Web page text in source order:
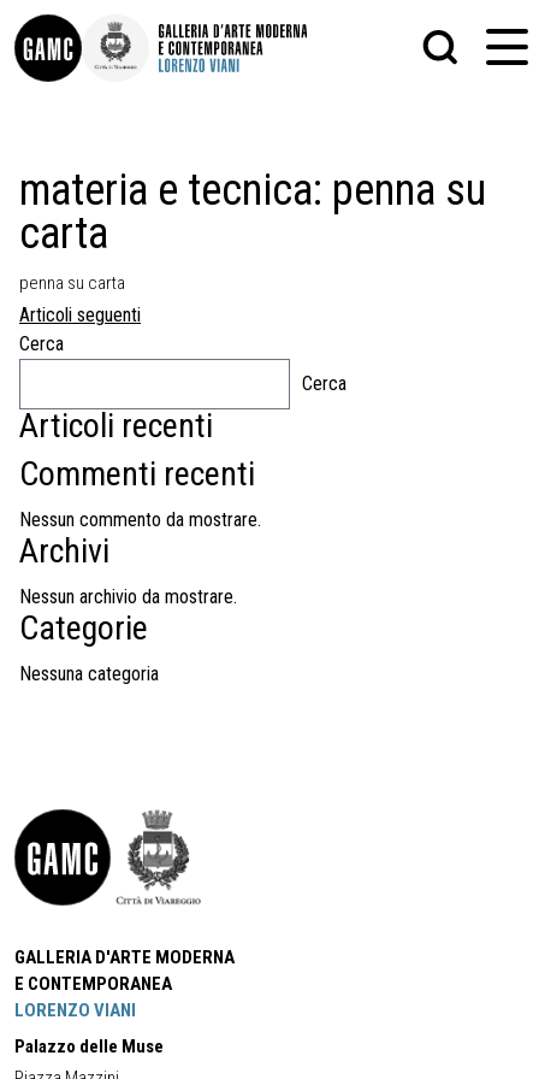
CONTATTI
DIDATTICA
SHOP
LE COLLEZIONI
GLI AUTORI
LORENZO VIANI
EVENTI
PALAZZO DELLE MUSE
GRAFICA
PITTURA
SCULTURA
materia e tecnica: penna su
carta
penna su carta
Navigazione
articoli
Articoli seguenti
Cerca
Cerca
Articoli recenti
Commenti recenti
Nessun commento da mostrare.
Archivi
Nessun archivio da mostrare.
Categorie
Nessuna categoria
GALLERIA D'ARTE MODERNA
E CONTEMPORANEA
LORENZO VIANI
Palazzo delle Muse